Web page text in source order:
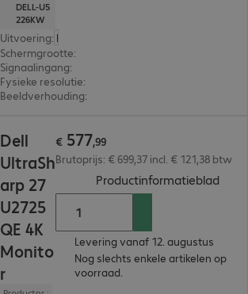
DELL-U5
226KW
Uitvoering: Duitsland
Schermgrootte:
Signaalingang:
Fysieke resolutie:
Beeldverhouding:
Dell
UltraSh
arp 27
U2725
QE 4K
Monito
r
€ 577,99
Brutoprijs: € 699,37 incl. € 121,38 btw
Productinformatieblad
Levering vanaf 12. augustus
Nog slechts enkele artikelen op
voorraad.